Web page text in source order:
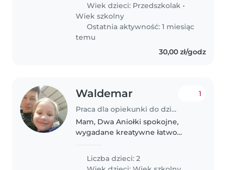
Wiek dzieci: Przedszkolak •
Wiek szkolny
Ostatnia aktywność: 1 miesiąc
temu
30,00 zł/godz
Waldemar
Praca dla opiekunki do dziecka w Mogilany
1
Mam, Dwa Aniołki spokojne,
wygadane kreatywne łatwo
Liczba dzieci: 2